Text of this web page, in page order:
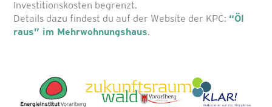
Investitionskosten begrenzt.
Details dazu findest du auf der Website der KPC: “Öl
raus” im Mehrwohnungshaus.